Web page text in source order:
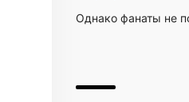
Однако фанаты не